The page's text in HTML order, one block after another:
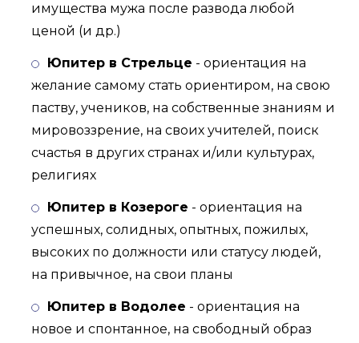
имущества мужа после развода любой
ценой (и др.)
Юпитер в Стрельце - ориентация на
желание самому стать ориентиром, на свою
паству, учеников, на собственные знаниям и
мировоззрение, на своих учителей, поиск
счастья в других странах и/или культурах,
религиях
Юпитер в Козероге - ориентация на
успешных, солидных, опытных, пожилых,
высоких по должности или статусу людей,
на привычное, на свои планы
Юпитер в Водолее - ориентация на
новое и спонтанное, на свободный образ